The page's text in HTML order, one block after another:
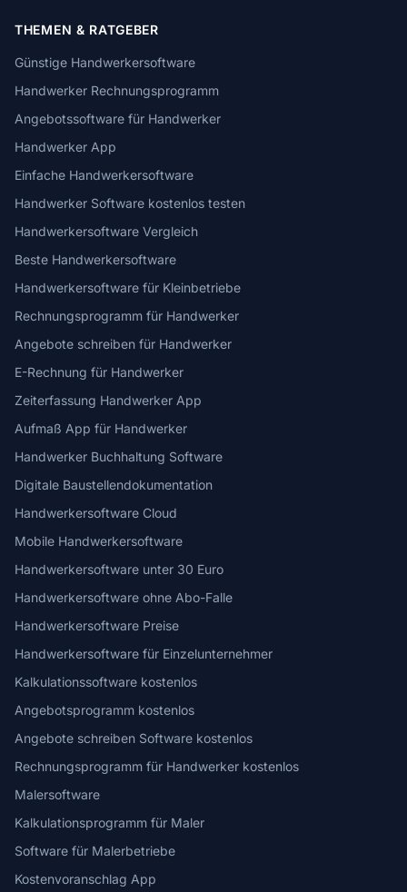
THEMEN & RATGEBER
Günstige Handwerkersoftware
Handwerker Rechnungsprogramm
Angebotssoftware für Handwerker
Handwerker App
Einfache Handwerkersoftware
Handwerker Software kostenlos testen
Handwerkersoftware Vergleich
Beste Handwerkersoftware
Handwerkersoftware für Kleinbetriebe
Rechnungsprogramm für Handwerker
Angebote schreiben für Handwerker
E-Rechnung für Handwerker
Zeiterfassung Handwerker App
Aufmaß App für Handwerker
Handwerker Buchhaltung Software
Digitale Baustellendokumentation
Handwerkersoftware Cloud
Mobile Handwerkersoftware
Handwerkersoftware unter 30 Euro
Handwerkersoftware ohne Abo-Falle
Handwerkersoftware Preise
Handwerkersoftware für Einzelunternehmer
Kalkulationssoftware kostenlos
Angebotsprogramm kostenlos
Angebote schreiben Software kostenlos
Rechnungsprogramm für Handwerker kostenlos
Malersoftware
Kalkulationsprogramm für Maler
Software für Malerbetriebe
Kostenvoranschlag App